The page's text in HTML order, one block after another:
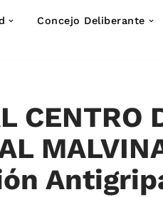
Concejo Deliberante
CENTRO